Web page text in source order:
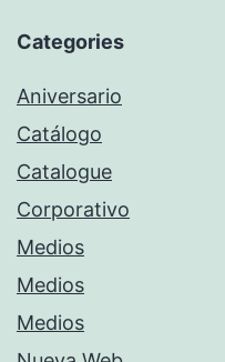
Categories
Aniversario
Catálogo
Catalogue
Corporativo
Medios
Medios
Medios